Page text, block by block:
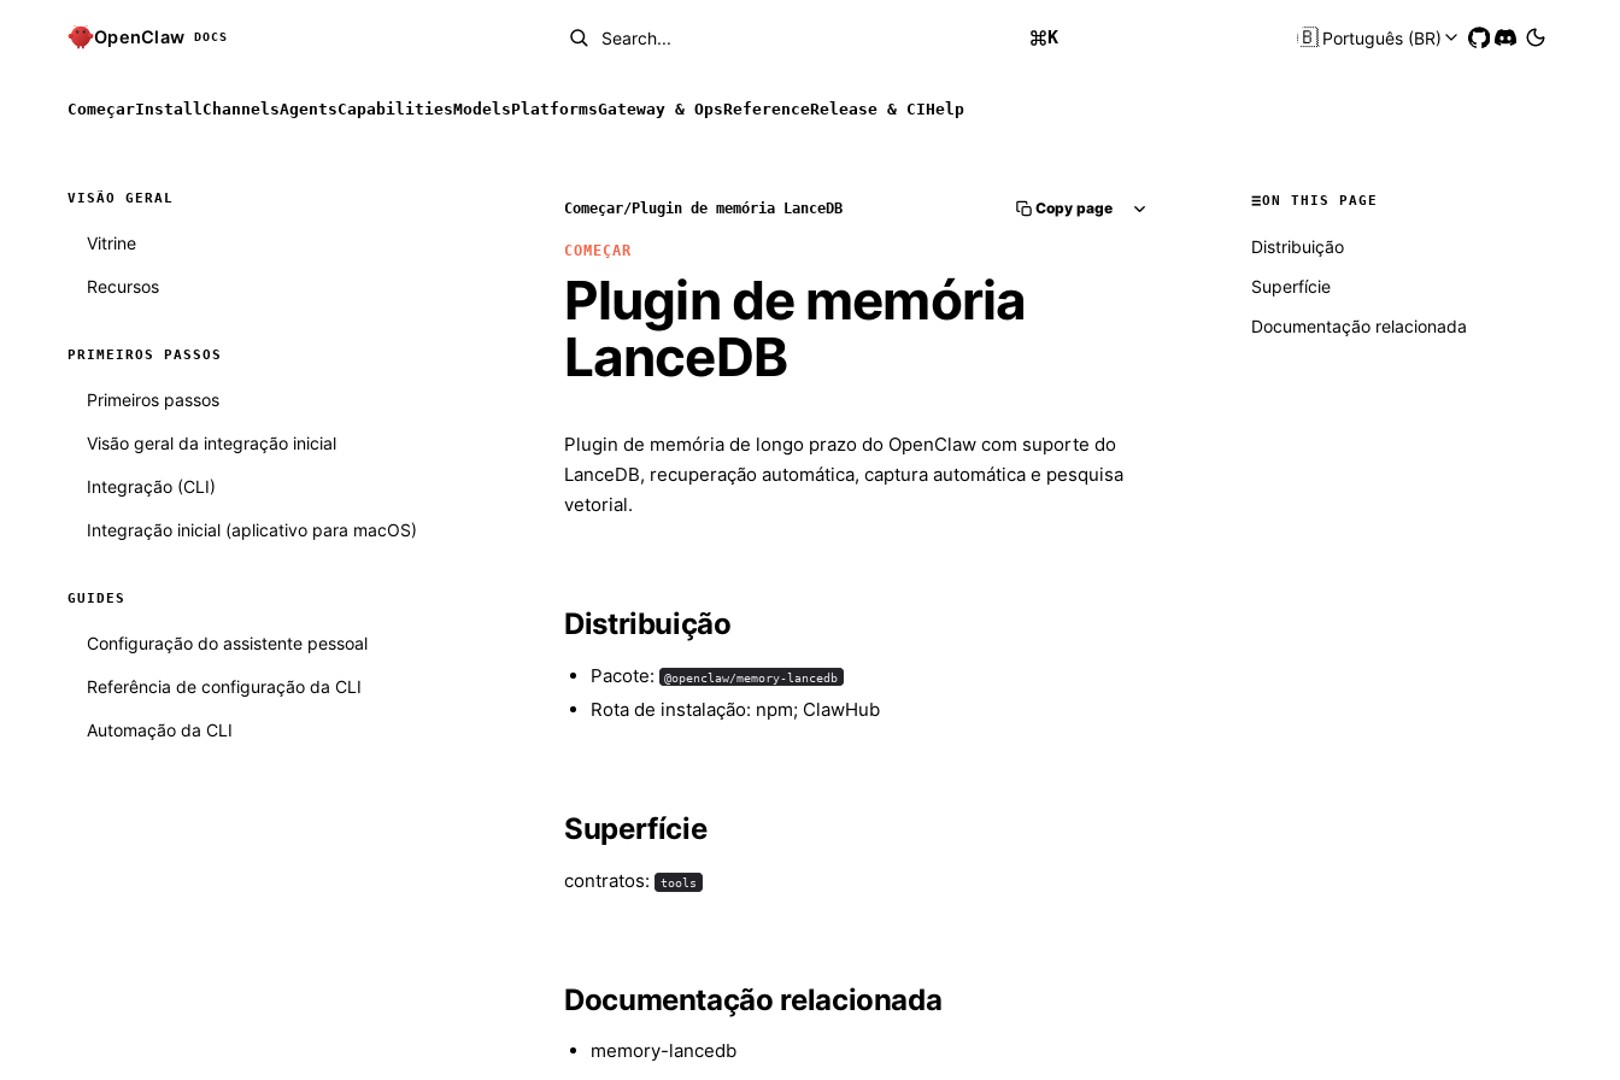
OpenClaw DOCS Search... K 🇧🇷Português (BR)
ComeçarInstall ChannelsAgentsCapabilitiesModelsPlatformsGateway & OpsReferenceRelease & CIHelp
VISÃO GERAL
Vitrine
Recursos
PRIMEIROS PASSOS
Primeiros passos
Visão geral da integração inicial
Integração (CLI)
Integração inicial (aplicativo para macOS)
GUIDES
Configuração do assistente pessoal
Referência de configuração da CLI
Automação da CLI
Começar/Plugin de memória LanceDB Copy page
COMEÇAR
Plugin de memória
LanceDB
Plugin de memória de longo prazo do OpenClaw com suporte do
LanceDB, recuperação automática, captura automática e pesquisa
vetorial.
Distribuição
Pacote: @openclaw/memory-lancedb
Rota de instalação: npm; ClawHub
Superfície
contratos: tools
Documentação relacionada
memory-lancedb
ON THIS PAGE
Distribuição
Superfície
Documentação relacionada